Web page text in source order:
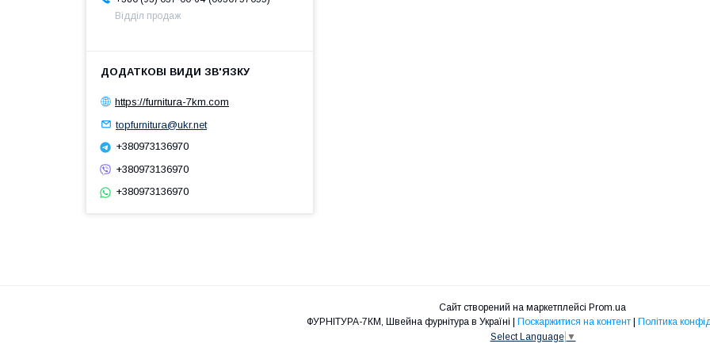
Відділ продаж
https://furnitura-7km.com
topfurnitura@ukr.net
+380973136970
+380973136970
+380973136970
Сайт створений на маркетплейсі Prom.ua
Поскаржитися на контент
Політика
Select Language ▼